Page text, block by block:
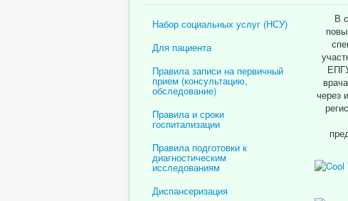
Набор социальных услуг (НСУ)
Для пациента
Правила записи на первичный
прием (консультацию,
обследование)
Правила и сроки
госпитализации
Правила подготовки к
диагностическим
исследованиям
Диспансеризация
В
через